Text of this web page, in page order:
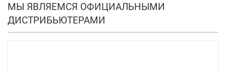
МЫ ЯВЛЯЕМСЯ ОФИЦИАЛЬНЫМИ
ДИСТРИБЬЮТЕРАМИ